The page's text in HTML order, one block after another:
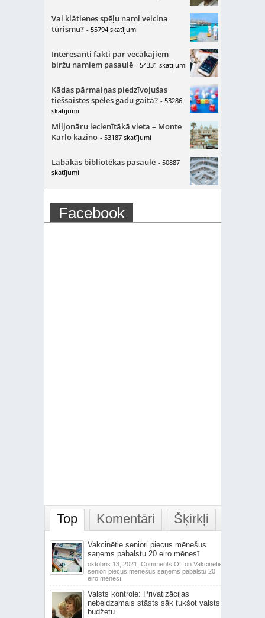
Vai klātienes spēļu nami veicina
tūrismu? - 55794 skatījumi
Interesanti fakti par vecākajiem
biržu namiem pasaulē - 54331 skatījumi
Kādas pārmaiņas piedzīvojušas
tiešsaistes spēles gadu gaitā? - 53286
skatījumi
Miljonāru iecienītākā vieta – Monte
Karlo kazino - 53187 skatījumi
Labākās bibliotēkas pasaulē - 50887
skatījumi
Facebook
Top Komentāri Šķirkļi
Vakcinētie seniori piecus mēnešus
saņems pabalstu 20 eiro mēnesī
oktobris 13, 2021, Comments Offon Vakcinētie
seniori piecus mēnešus saņems pabalstu 20
eiro mēnesī
Valsts kontrole: Privatizācijas
nebeidzamais stāsts sāk tukšot valsts
budžetu